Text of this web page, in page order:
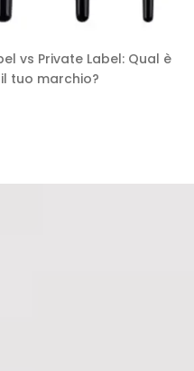
vs Private Label: Qual è